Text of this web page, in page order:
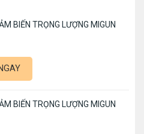
BIẾN TRỌNG LƯỢNG MIGUN
BIẾN TRỌNG LƯỢNG MIGUN